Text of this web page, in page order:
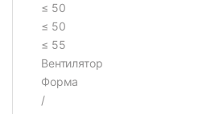
≤ 50
≤ 50
≤ 55
Вентилятор
Форма
/